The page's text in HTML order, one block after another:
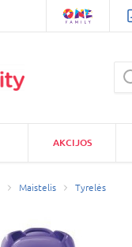
AKCIJOS
Maistelis Tyrelės